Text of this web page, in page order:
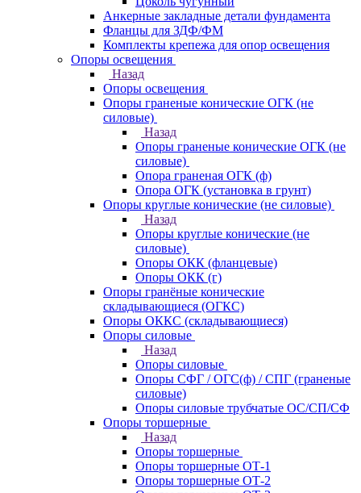
Анкерные закладные детали фундамента
Фланцы для ЗДФ/ФМ
Комплекты крепежа для опор освещения
Опоры освещения
Назад
Опоры освещения
Опоры граненые конические ОГК (не
силовые)
Назад
Опоры граненые конические ОГК (не
силовые)
Опора граненая ОГК (ф)
Опора ОГК (установка в грунт)
Опоры круглые конические (не силовые)
Назад
Опоры круглые конические (не
силовые)
Опоры ОКК (фланцевые)
Опоры ОКК (г)
Опоры гранёные конические
складывающиеся (ОГКС)
Опоры ОККС (складывающиеся)
Опоры силовые
Назад
Опоры силовые
Опоры СФГ / ОГС(ф) / СПГ (граненые
силовые)
Опоры силовые трубчатые ОС/СП/СФ
Опоры торшерные
Назад
Опоры торшерные
Опоры торшерные ОТ-1
Опоры торшерные ОТ-2